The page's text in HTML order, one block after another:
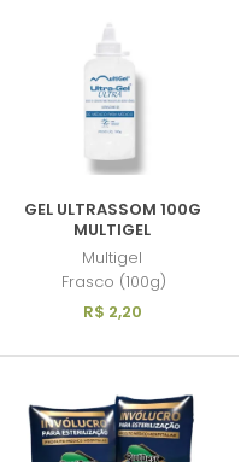
GEL ULTRASSOM 100G
MULTIGEL
Multigel
Frasco (100g)
R$ 2,20